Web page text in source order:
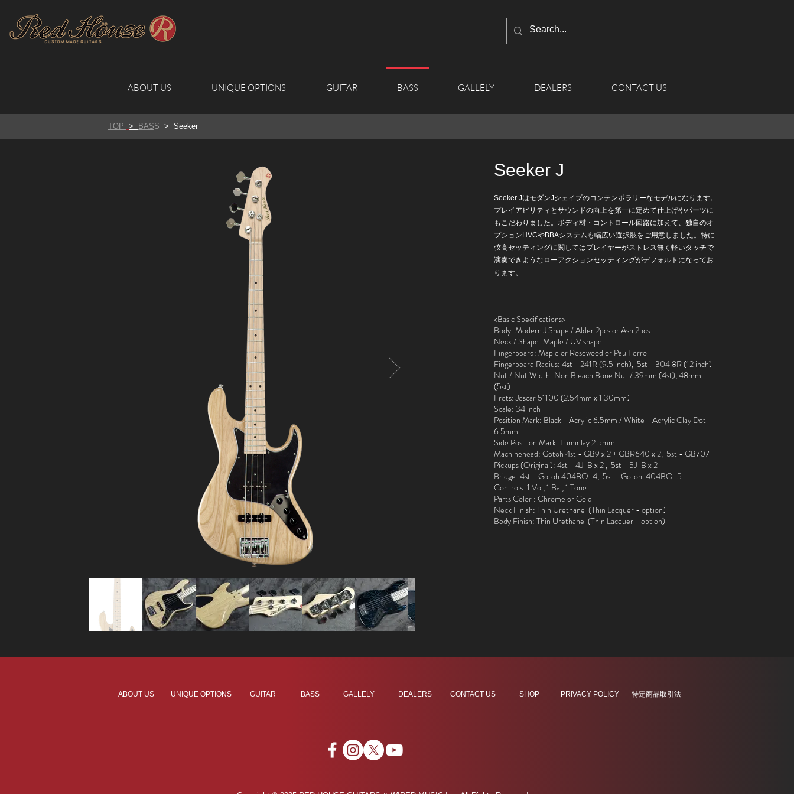
ABOUT US UNIQUE OPTIONS GUITAR BASS GALLELY DEALERS CONTACT US
TOP > BASS > Seeker
Seeker J
Seeker JはモダンJシェイプのコンテンポラリーなモデルになります。
プレイアビリティとサウンドの向上を第一に定めて仕上げやパーツに
もこだわりました。ボディ材・コントロール回路に加えて、独自のオ
プションHVCやBBAシステムも幅広い選択肢をご用意しました。特に
弦高セッティングに関してはプレイヤーがストレス無く軽いタッチで
演奏できようなローアクションセッティングがデフォルトになってお
ります。
<Basic Specifications>
Body: Modern J Shape / Alder 2pcs or Ash 2pcs
Neck / Shape: Maple / UV shape
Fingerboard: Maple or Rosewood or Pau Ferro
Fingerboard Radius: 4st - 241R (9.5 inch), 5st - 304.8R (12 inch)
Nut / Nut Width: Non Bleach Bone Nut / 39mm (4st), 48mm
(5st)
Frets: Jescar 51100 (2.54mm x 1.30mm)
Scale: 34 inch
Position Mark: Black - Acrylic 6.5mm / White - Acrylic Clay Dot
6.5mm
Side Position Mark: Luminlay 2.5mm
Machinehead: Gotoh 4st - GB9 x 2 + GBR640 x 2, 5st - GB707
Pickups (Original): 4st - 4J-B x 2 , 5st - 5J-B x 2
Bridge: 4st - Gotoh 404BO-4, 5st - Gotoh 404BO-5
Controls: 1 Vol, 1 Bal, 1 Tone
Parts Color : Chrome or Gold
Neck Finish: Thin Urethane (Thin Lacquer - option)
Body Finish: Thin Urethane (Thin Lacquer - option)
ABOUT US UNIQUE OPTIONS GUITAR BASS GALLELY DEALERS CONTACT US SHOP PRIVACY POLICY 特定商品取引法